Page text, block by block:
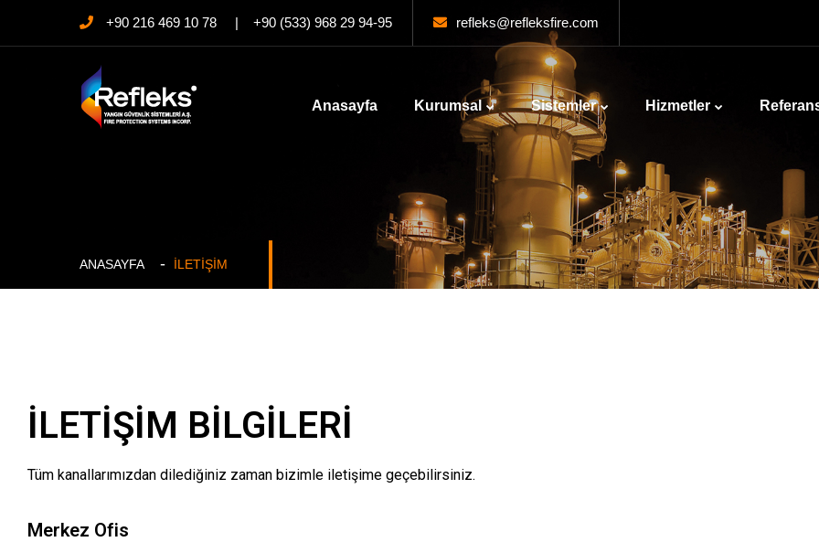
+90 216 469 10 78 | +90 (533) 968 29 94-95 refleks@refleksfire.com
Anasayfa Kurumsal Sistemler Hizmetler
ANASAYFA İLETIŞIM
İLETİŞİM BİLGİLERİ
Tüm kanallarımızdan dilediğiniz zaman bizimle iletişime geçebilirsiniz.
Merkez Ofis